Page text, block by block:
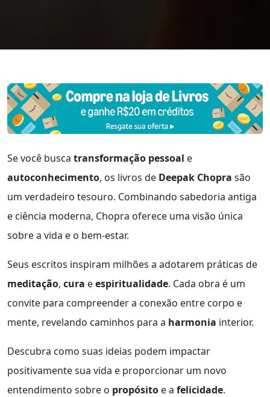
Se você busca transformação pessoal e
autoconhecimento, os livros de Deepak Chopra são
um verdadeiro tesouro. Combinando sabedoria antiga
e ciência moderna, Chopra oferece uma visão única
sobre a vida e o bem-estar.
Seus escritos inspiram milhões a adotarem práticas de
meditação, cura eespiritualidade. Cada obra é um
convite para compreender a conexão entre corpo e
mente, revelando caminhos para a harmonia interior.
Descubra como suas ideias podem impactar
positivamente sua vida e proporcionar um novo
entendimento sobre o propósito e a felicidade.